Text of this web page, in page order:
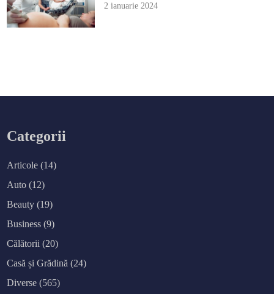
2 ianuarie 2024
Categorii
Articole (14)
Auto (12)
Beauty (19)
Business (9)
Călătorii (20)
Casă și Grădină (24)
Diverse (565)